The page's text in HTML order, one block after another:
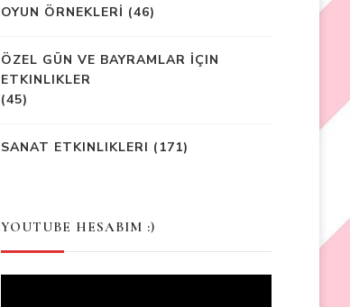
OYUN ÖRNEKLERİ (46)
ÖZEL GÜN VE BAYRAMLAR İÇIN
ETKINLIKLER
(45)
SANAT ETKINLIKLERI (171)
YOUTUBE HESABIM :)